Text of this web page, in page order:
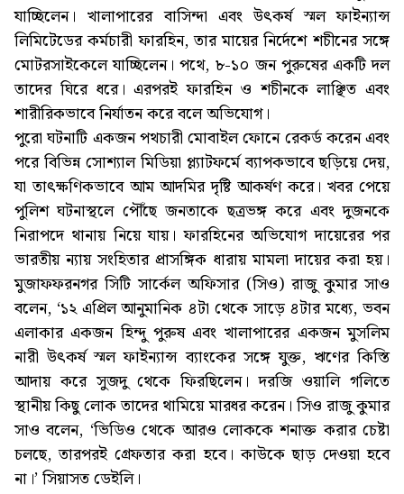
যাচ্ছিলেন। খালাপারের বাসিন্দা এবং উৎকর্ষ স্মল ফাইন্যান্স
লিমিটেডের কর্মচারী ফারহিন, তার মায়ের নির্দেশে শচীনের সঙ্গে
মোটরসাইকেলে যাচ্ছিলেন। পথে, ৮-১০ জন পুরুষের একটি দল
তাদের ঘিরে ধরে। এরপরই ফারহিন ও শচীনকে লাঞ্ছিত এবং
শারীরিকভাবে নির্যাতন করে বলে অভিযোগ।
পুরো ঘটনাটি একজন পথচারী মোবাইল ফোনে রেকর্ড করেন এবং
পরে বিভিন্ন সোশ্যাল মিডিয়া প্ল্যাটফর্মে ব্যাপকভাবে ছড়িয়ে দেয়,
যা তাৎক্ষণিকভাবে আম আদমির দৃষ্টি আকর্ষণ করে। খবর পেয়ে
পুলিশ ঘটনাস্থলে পৌঁছে জনতাকে ছত্রভঙ্গ করে এবং দুজনকে
নিরাপদে থানায় নিয়ে যায়। ফারহিনের অভিযোগ দায়েরের পর
ভারতীয় ন্যায় সংহিতার প্রাসঙ্গিক ধারায় মামলা দায়ের করা হয়।
মুজাফফরনগর সিটি সার্কেল অফিসার (সিও) রাজু কুমার সাও
বলেন, ‘১২ এপ্রিল আনুমানিক ৪টা থেকে সাড়ে ৪টার মধ্যে, ভবন
এলাকার একজন হিন্দু পুরুষ এবং খালাপারের একজন মুসলিম
নারী উৎকর্ষ স্মল ফাইন্যান্স ব্যাংকের সঙ্গে যুক্ত, ঋণের কিস্তি
আদায় করে সুজদু থেকে ফিরছিলেন। দরজি ওয়ালি গলিতে
স্থানীয় কিছু লোক তাদের থামিয়ে মারধর করেন। সিও রাজু কুমার
সাও বলেন, ‘ভিডিও থেকে আরও লোককে শনাক্ত করার চেষ্টা
চলছে, তারপরই গ্রেফতার করা হবে। কাউকে ছাড় দেওয়া হবে
না।’ সিয়াসত ডেইলি।